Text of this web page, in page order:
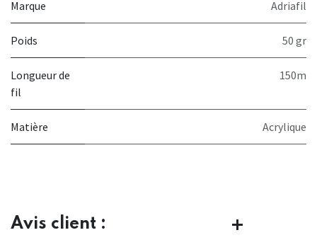
Marque Adriafil
Poids 50 gr
Longueur de
fil
150m
Matière Acrylique
Avis client :